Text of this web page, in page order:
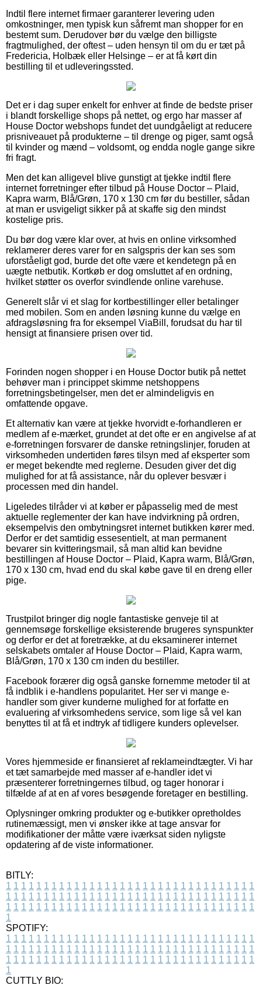
Indtil flere internet firmaer garanterer levering uden
omkostninger, men typisk kun såfremt man shopper for en
bestemt sum. Derudover bør du vælge den billigste
fragtmulighed, der oftest – uden hensyn til om du er tæt på
Fredericia, Holbæk eller Helsinge – er at få kørt din
bestilling til et udleveringssted.
Det er i dag super enkelt for enhver at finde de bedste priser
i blandt forskellige shops på nettet, og ergo har masser af
House Doctor webshops fundet det uundgåeligt at reducere
prisniveauet på produkterne – til drenge og piger, samt også
til kvinder og mænd – voldsomt, og endda nogle gange sikre
fri fragt.
Men det kan alligevel blive gunstigt at tjekke indtil flere
internet forretninger efter tilbud på House Doctor – Plaid,
Kapra warm, Blå/Grøn, 170 x 130 cm før du bestiller, sådan
at man er usvigeligt sikker på at skaffe sig den mindst
kostelige pris.
Du bør dog være klar over, at hvis en online virksomhed
reklamerer deres varer for en salgspris der kan ses som
uforståeligt god, burde det ofte være et kendetegn på en
uægte netbutik. Kortkøb er dog omsluttet af en ordning,
hvilket støtter os overfor svindlende online varehuse.
Generelt slår vi et slag for kortbestillinger eller betalinger
med mobilen. Som en anden løsning kunne du vælge en
afdragsløsning fra for eksempel ViaBill, forudsat du har til
hensigt at finansiere prisen over tid.
Forinden nogen shopper i en House Doctor butik på nettet
behøver man i princippet skimme netshoppens
forretningsbetingelser, men det er almindeligvis en
omfattende opgave.
Et alternativ kan være at tjekke hvorvidt e-forhandleren er
medlem af e-mærket, grundet at det ofte er en angivelse af at
e-forretningen forsvarer de danske retningslinjer, foruden at
virksomheden undertiden føres tilsyn med af eksperter som
er meget bekendte med reglerne. Desuden giver det dig
mulighed for at få assistance, når du oplever besvær i
processen med din handel.
Ligeledes tilråder vi at køber er påpasselig med de mest
aktuelle reglementer der kan have indvirkning på ordren,
eksempelvis den ombytningsret internet butikken kører med.
Derfor er det samtidig essesentielt, at man permanent
bevarer sin kvitteringsmail, så man altid kan bevidne
bestillingen af House Doctor – Plaid, Kapra warm, Blå/Grøn,
170 x 130 cm, hvad end du skal købe gave til en dreng eller
pige.
Trustpilot bringer dig nogle fantastiske genveje til at
gennemsøge forskellige eksisterende brugeres synspunkter
og derfor er det at foretrække, at du eksaminerer internet
selskabets omtaler af House Doctor – Plaid, Kapra warm,
Blå/Grøn, 170 x 130 cm inden du bestiller.
Facebook forærer dig også ganske fornemme metoder til at
få indblik i e-handlens popularitet. Her ser vi mange e-
handler som giver kunderne mulighed for at forfatte en
evaluering af virksomhedens service, som lige så vel kan
benyttes til at få et indtryk af tidligere kunders oplevelser.
Vores hjemmeside er finansieret af reklameindtægter. Vi har
et tæt samarbejde med masser af e-handler idet vi
præsenterer forretningernes tilbud, og tager honorar i
tilfælde af at en af vores besøgende foretager en bestilling.
Oplysninger omkring produkter og e-butikker opretholdes
rutinemæssigt, men vi ønsker ikke at tage ansvar for
modifikationer der måtte være iværksat siden nyligste
opdatering af de viste informationer.
BITLY:
1 1 1 1 1 1 1 1 1 1 1 1 1 1 1 1 1 1 1 1 1 1 1 1 1 1 1 1 1 1 1 1 1
1 1 1 1 1 1 1 1 1 1 1 1 1 1 1 1 1 1 1 1 1 1 1 1 1 1 1 1 1 1 1 1 1
1 1 1 1 1 1 1 1 1 1 1 1 1 1 1 1 1 1 1 1 1 1 1 1 1 1 1 1 1 1 1 1 1
1
SPOTIFY:
1 1 1 1 1 1 1 1 1 1 1 1 1 1 1 1 1 1 1 1 1 1 1 1 1 1 1 1 1 1 1 1 1
1 1 1 1 1 1 1 1 1 1 1 1 1 1 1 1 1 1 1 1 1 1 1 1 1 1 1 1 1 1 1 1 1
1 1 1 1 1 1 1 1 1 1 1 1 1 1 1 1 1 1 1 1 1 1 1 1 1 1 1 1 1 1 1 1 1
1
CUTTLY BIO: